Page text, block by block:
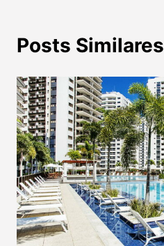
Posts Similares